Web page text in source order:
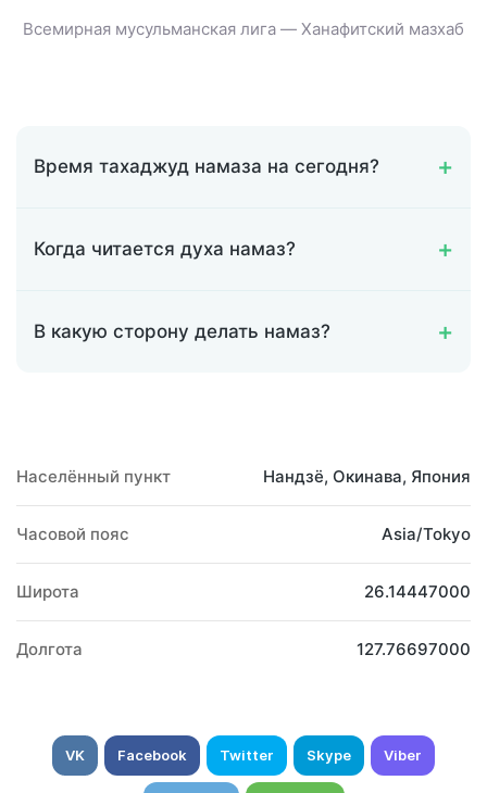
Всемирная мусульманская лига — Ханафитский мазхаб
Время тахаджуд намаза на сегодня?
Когда читается духа намаз?
В какую сторону делать намаз?
Населённый пункт Нандзё, Окинава, Япония
Часовой пояс Asia/Tokyo
Широта 26.14447000
Долгота 127.76697000
VK Facebook Twitter Skype Viber